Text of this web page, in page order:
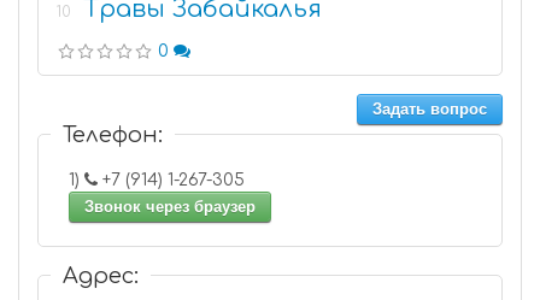
10 Травы Забайкалья
0
Задать вопрос
Телефон:
1)
+7 (914) 1-267-305
Звонок через браузер
Адрес: